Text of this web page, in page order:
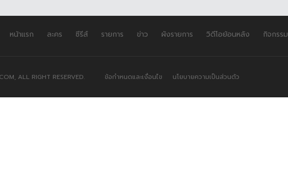
หน้าแรก ละคร ซีรีส์ รายการ ข่าว ผังรายการ วิดีโอย้อนหลัง กิจกรรม
ALL RIGHT RESERVED. ข้อกำหนดและเงื่อนไข นโยบายความเป็นส่วนตัว